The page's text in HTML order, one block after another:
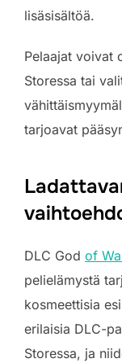
lisäsisältöä.
Pelaajat voivat
Storessa tai
tarjoavat
DLC God of
pelielämystä
kosmeettisia
erilaisia DLC-
Storessa, ja